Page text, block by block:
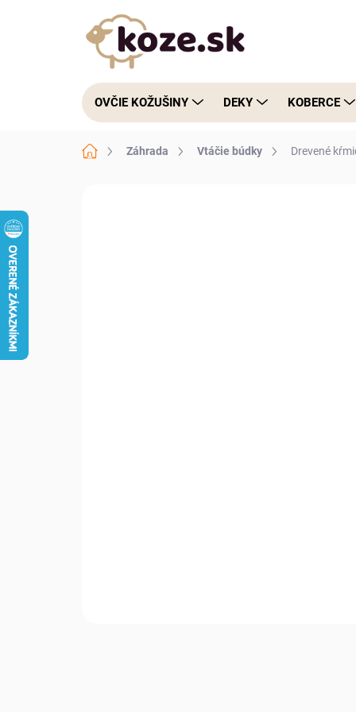
OVČIE KOŽUŠINY DEKY KOBERCE
DomovZáhrada Vtáčie búdky Drevené